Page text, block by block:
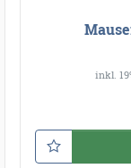
inkl.